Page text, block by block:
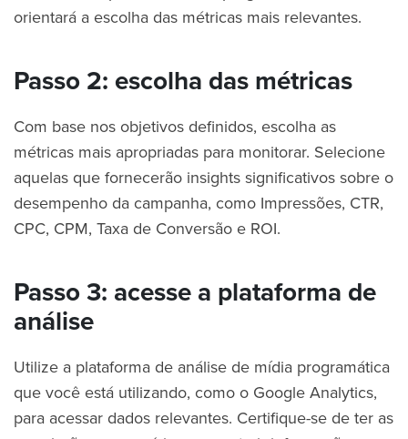
orientará a escolha das métricas mais relevantes.
Passo 2: escolha das métricas
Com base nos objetivos definidos, escolha as
métricas mais apropriadas para monitorar. Selecione
aquelas que fornecerão insights significativos sobre o
desempenho da campanha, como Impressões, CTR,
CPC, CPM, Taxa de Conversão e ROI.
Passo 3: acesse a plataforma de
análise
Utilize a plataforma de análise de mídia programática
que você está utilizando, como o Google Analytics,
para acessar dados relevantes. Certifique-se de ter as